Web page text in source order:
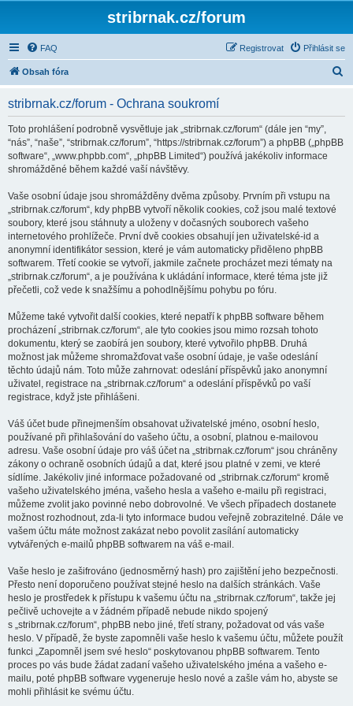
stribrnak.cz/forum
FAQ Přihlásit se
Registrovat
Obsah fóra
stribrnak.cz/forum - Ochrana soukromí
Toto prohlášení podrobně vysvětluje jak „stribrnak.cz/forum“ (dále jen “my”,
“nás”, “naše”, “stribrnak.cz/forum”, “https://stribrnak.cz/forum”) a phpBB („phpBB
software“, „www.phpbb.com“, „phpBB Limited“) používá jakékoliv informace
shromážděné během každé vaší návštěvy.
Vaše osobní údaje jsou shromážděny dvěma způsoby. Prvním při vstupu na
„stribrnak.cz/forum“, kdy phpBB vytvoří několik cookies, což jsou malé textové
soubory, které jsou stáhnuty a uloženy v dočasných souborech vašeho
internetového prohlížeče. První dvě cookies obsahují jen uživatelské-id a
anonymní identifikátor session, které je vám automaticky přiděleno phpBB
softwarem. Třetí cookie se vytvoří, jakmile začnete procházet mezi tématy na
„stribrnak.cz/forum“, a je používána k ukládání informace, které téma jste již
přečetli, což vede k snažšímu a pohodlnějšímu pohybu po fóru.
Můžeme také vytvořit další cookies, které nepatří k phpBB software během
procházení „stribrnak.cz/forum“, ale tyto cookies jsou mimo rozsah tohoto
dokumentu, který se zaobírá jen soubory, které vytvořilo phpBB. Druhá
možnost jak můžeme shromažďovat vaše osobní údaje, je vaše odeslání
těchto údajů nám. Toto může zahrnovat: odeslání příspěvků jako anonymní
uživatel, registrace na „stribrnak.cz/forum“ a odeslání příspěvků po vaší
registrace, když jste přihlášeni.
Váš účet bude přinejmenším obsahovat uživatelské jméno, osobní heslo,
používané při přihlašování do vašeho účtu, a osobní, platnou e-mailovou
adresu. Vaše osobní údaje pro váš účet na „stribrnak.cz/forum“ jsou chráněny
zákony o ochraně osobních údajů a dat, které jsou platné v zemi, ve které
sídlíme. Jakékoliv jiné informace požadované od „stribrnak.cz/forum“ kromě
vašeho uživatelského jména, vašeho hesla a vašeho e-mailu při registraci,
můžeme zvolit jako povinné nebo dobrovolné. Ve všech případech dostanete
možnost rozhodnout, zda-li tyto informace budou veřejně zobrazitelné. Dále ve
vašem účtu máte možnost zakázat nebo povolit zasílání automaticky
vytvářených e-mailů phpBB softwarem na váš e-mail.
Vaše heslo je zašifrováno (jednosměrný hash) pro zajištění jeho bezpečnosti.
Přesto není doporučeno používat stejné heslo na dalších stránkách. Vaše
heslo je prostředek k přístupu k vašemu účtu na „stribrnak.cz/forum“, takže jej
pečlivě uchovejte a v žádném případě nebude nikdo spojený
s „stribrnak.cz/forum“, phpBB nebo jiné, třetí strany, požadovat od vás vaše
heslo. V případě, že byste zapomněli vaše heslo k vašemu účtu, můžete použít
funkci „Zapomněl jsem své heslo“ poskytovanou phpBB softwarem. Tento
proces po vás bude žádat zadaní vašeho uživatelského jména a vašeho e-
mailu, poté phpBB software vygeneruje heslo nové a zašle vám ho, abyste se
mohli přihlásit ke svému účtu.